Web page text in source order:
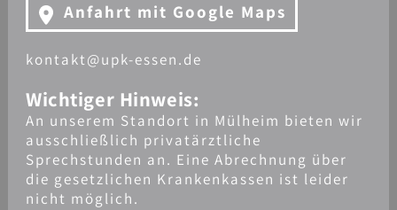
Anfahrt mit Google Maps
kontakt@upk-essen.de
Wichtiger Hinweis:
An unserem Standort in Mülheim bieten wir
ausschließlich privatärztliche
Sprechstunden an. Eine Abrechnung über
die gesetzlichen Krankenkassen ist leider
nicht möglich.